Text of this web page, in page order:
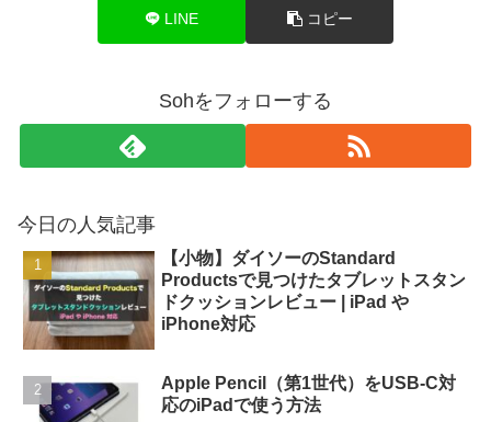
LINE コピー
Sohをフォローする
今日の人気記事
【小物】ダイソーのStandard
Productsで見つけたタブレットスタン
ドクッションレビュー | iPad や
iPhone対応
Apple Pencil（第1世代）をUSB-C対
応のiPadで使う方法